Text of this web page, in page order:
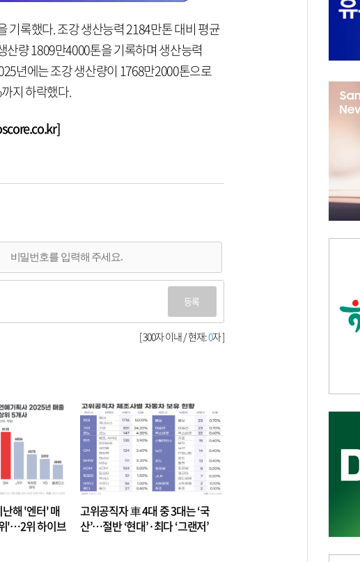
기록했다. 조강 생산능력 2184만톤 대비 평균
산량 1809만4000톤을 기록하며 생산능력
년에는 조강 생산량이 1768만2000톤으로
지 하락했다.
등록
[ 300자 이내 / 현재:0자 ]
해 '엔터' 매
'…2위 하이브
고위공직자 車 4대 중 3대는 ‘국
산’…절반 ‘현대’·최다 ‘그랜저’